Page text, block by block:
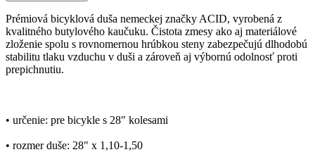
Prémiová bicyklová duša nemeckej značky ACID, vyrobená z
kvalitného butylového kaučuku. Čistota zmesy ako aj materiálové
zloženie spolu s rovnomernou hrúbkou steny zabezpečujú dlhodobú
stabilitu tlaku vzduchu v duši a zároveň aj výbornú odolnosť proti
prepichnutiu.
• určenie: pre bicykle s 28" kolesami
• rozmer duše: 28" x 1,10-1,50